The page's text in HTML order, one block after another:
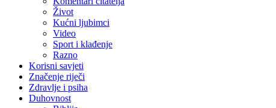
Život
Kućni ljubimci
Video
Sport i klađenje
Razno
Korisni savjeti
Značenje riječi
Zdravlje i psiha
Duhovnost